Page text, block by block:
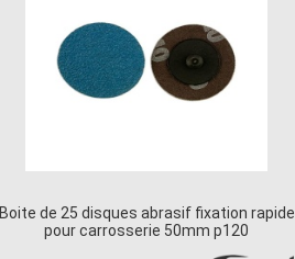
Boite de 25 disques abrasif fixation rapide
pour carrosserie 50mm p120